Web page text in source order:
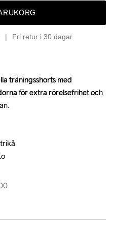
Fri retur i 30 dagar
träningsshorts med
för extra rörelsefrihet och
träningsshorts med
för extra rörelsefrihet och